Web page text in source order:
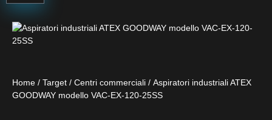
Home / Target / Centri commerciali / Aspiratori industriali ATEX
GOODWAY modello VAC-EX-120-25SS